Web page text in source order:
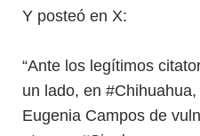
Y posteó en X:
“Ante los legítimos
un lado, en
Eugenia Campos de